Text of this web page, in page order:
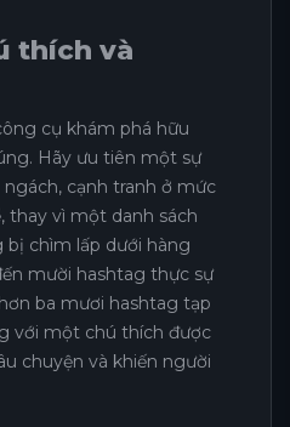
thích và
cụ khám phá hữu
Hãy ưu tiên một sự
cạnh tranh ở mức
thay vì một danh sách
chìm lấp dưới hàng
mười hashtag thực sự
ba mươi hashtag tạp
với một chú thích được
chuyện và khiến người